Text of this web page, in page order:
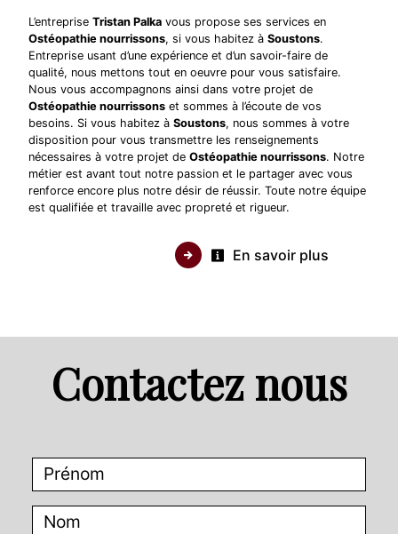
L’entreprise Tristan Palka vous propose ses services en
Ostéopathie nourrissons, si vous habitez à Soustons.
Entreprise usant d’une expérience et d’un savoir-faire de
qualité, nous mettons tout en oeuvre pour vous satisfaire.
Nous vous accompagnons ainsi dans votre projet de
Ostéopathie nourrissons et sommes à l’écoute de vos
besoins. Si vous habitez à Soustons, nous sommes à votre
disposition pour vous transmettre les renseignements
nécessaires à votre projet de Ostéopathie nourrissons. Notre
métier est avant tout notre passion et le partager avec vous
renforce encore plus notre désir de réussir. Toute notre équipe
est qualifiée et travaille avec propreté et rigueur.
En savoir plus
Contactez nous